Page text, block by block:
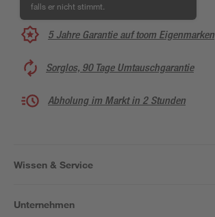
falls er nicht stimmt.
5 Jahre Garantie auf toom Eigenmarken
Sorglos, 90 Tage Umtauschgarantie
Abholung im Markt in 2 Stunden
Wissen & Service
Unternehmen